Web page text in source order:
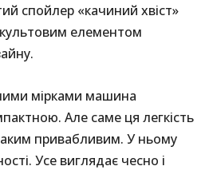
спойлер «качиний хвіст»
культовим елементом
мірками машина
Але саме ця легкість
привабливим. У ньому
Усе виглядає чесно і